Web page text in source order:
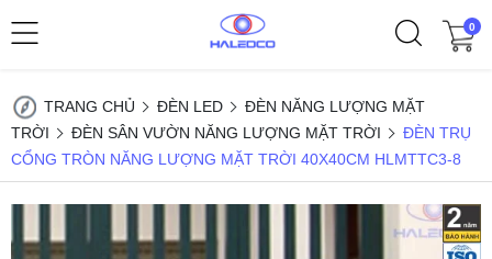
0
TRANG CHỦ ĐÈN LED
ĐÈN NĂNG LƯỢNG MẶT
TRỜI
ĐÈN SÂN VƯỜN NĂNG LƯỢNG MẶT TRỜI
ĐÈN TRỤ
CỔNG TRÒN NĂNG LƯỢNG MẶT TRỜI 40X40CM HLMTTC3-8